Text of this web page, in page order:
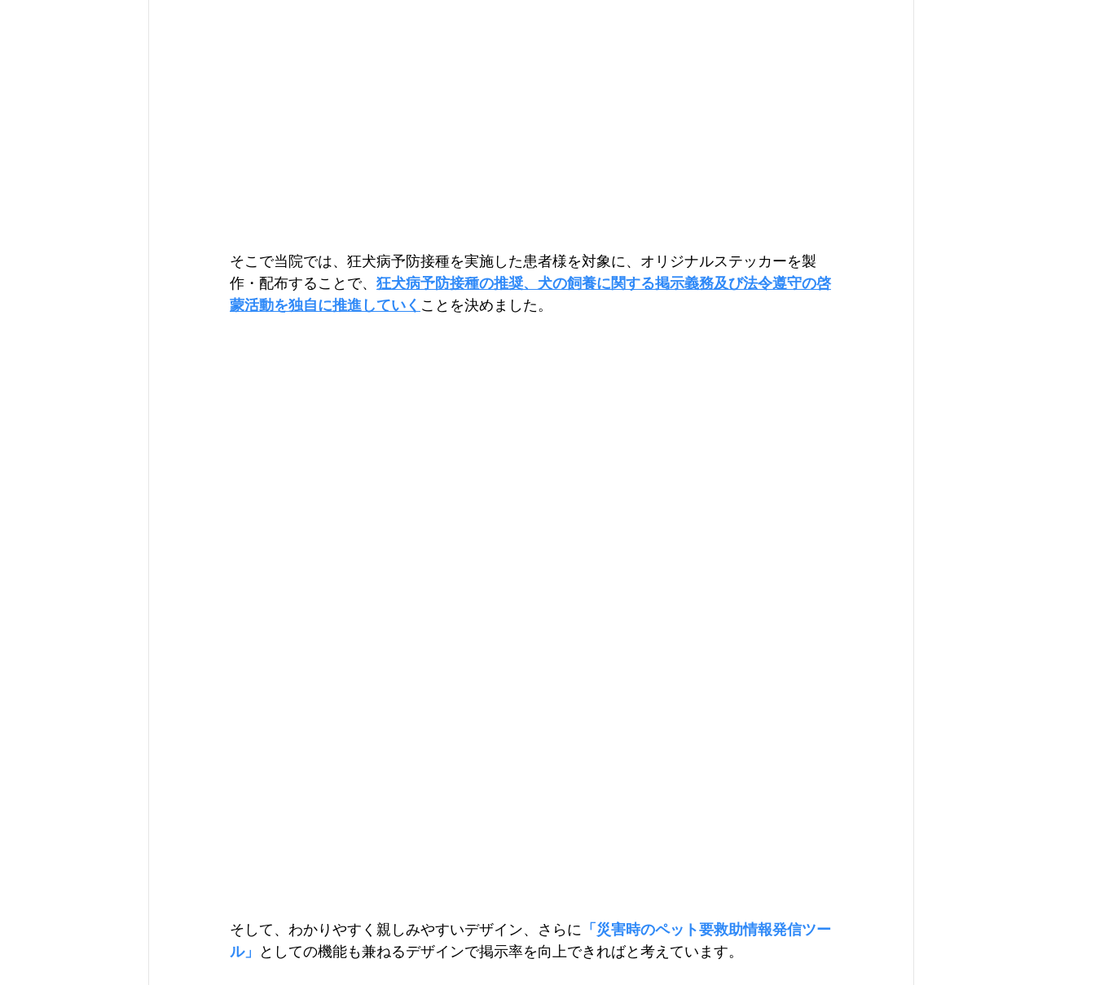
そこで当院では、狂犬病予防接種を実施した患者様を対象に、オリジナルステッカーを製
作・配布することで、 狂犬病予防接種の推奨、犬の飼養に関する掲示義務及び法令遵守の啓
蒙活動を独自に推進していく ことを決めました。
そして、わかりやすく親しみやすいデザイン、さらに 「災害時のペット要救助情報発信ツー
ル」 としての機能も兼ねるデザインで掲示率を向上できればと考えています。